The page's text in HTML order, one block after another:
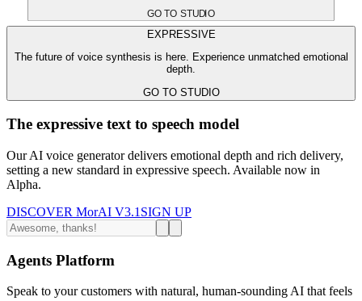
GO TO STUDIO
EXPRESSIVE
The future of voice synthesis is here. Experience unmatched emotional
depth.
GO TO STUDIO
The expressive text to speech model
Our AI voice generator delivers emotional depth and rich delivery,
setting a new standard in expressive speech. Available now in
Alpha.
DISCOVER MorAI V3.1 SIGN UP
Agents Platform
Speak to your customers with natural, human-sounding AI that feels